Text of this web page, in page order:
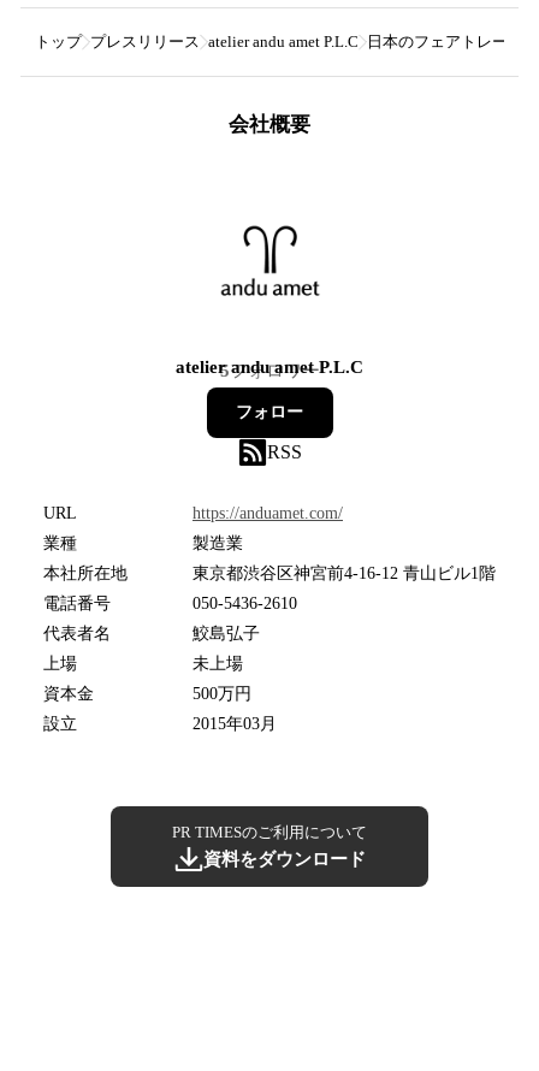
トップ プレスリリース atelier andu amet P.L.C 日本のフェアトレード
会社概要
atelier andu amet P.L.C
5フォロワー
フォロー
RSS
URL
https://anduamet.com/
業種
製造業
本社所在地
東京都渋谷区神宮前4-16-12 青山ビル1階
電話番号
050-5436-2610
代表者名
鮫島弘子
上場
未上場
資本金
500万円
設立
2015年03月
PR TIMESのご利用について
資料をダウンロード